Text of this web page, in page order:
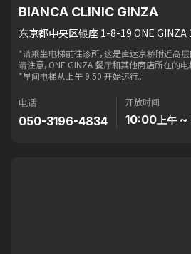
BIANCA CLINIC GINZA
东京都中央区银座 1-8-19 ONE GINZA
*请乘坐电梯前往诊所，这是直达京桥附近高层
请注意，ONE GINZA 餐厅和其他商店所在的电
*早间电梯从上午 9:50 开始运行。
电话
050-3196-4834
开放时间
10:00 上午 ~